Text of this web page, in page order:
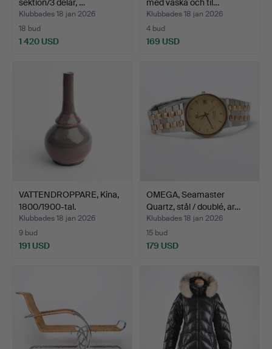
sektion/3 delar, …
Klubbades 18 jan 2026
18 bud
1 420 USD
med väska och til…
Klubbades 18 jan 2026
4 bud
169 USD
VATTENDROPPARE, Kina,
1800/1900-tal.
Klubbades 18 jan 2026
9 bud
191 USD
OMEGA, Seamaster
Quartz, stål / doublé, ar…
Klubbades 18 jan 2026
15 bud
179 USD